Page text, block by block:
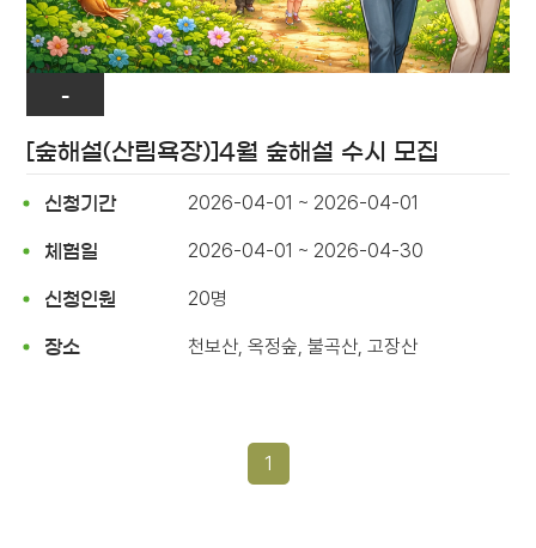
-
[숲해설(산림욕장)]4월 숲해설 수시 모집
신청기간 2026-04-01 ~ 2026-04-01
체험일 2026-04-01 ~ 2026-04-30
신청인원 20명
장소 천보산, 옥정숲, 불곡산, 고장산
1